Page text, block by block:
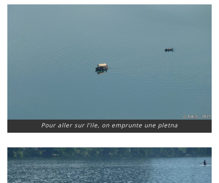
Pour aller sur l’ile, on emprunte une pletna